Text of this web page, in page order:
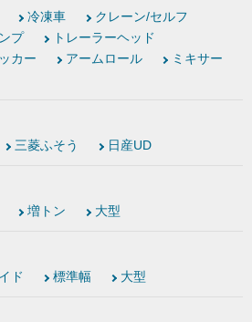
冷凍車
クレーン/セルフ
プ
トレーラーヘッド
カー アームロール
ミキサー
三菱ふそう 日産UD
増トン 大型
ド 標準幅 大型